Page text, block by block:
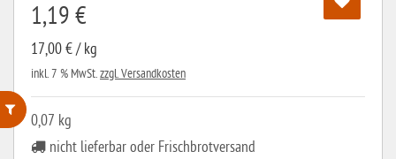
ohne Weizenstärke
1,19 €
17,00 € / kg
inkl. 7 % MwSt.zzgl. Versandkosten
0,07 kg
nicht lieferbar oder Frischbrotversand